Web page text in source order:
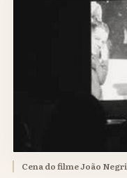
Cena do filme João